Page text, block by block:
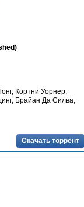
Кортни Уорнер,
Брайан Да Силва,
Скачать торрент